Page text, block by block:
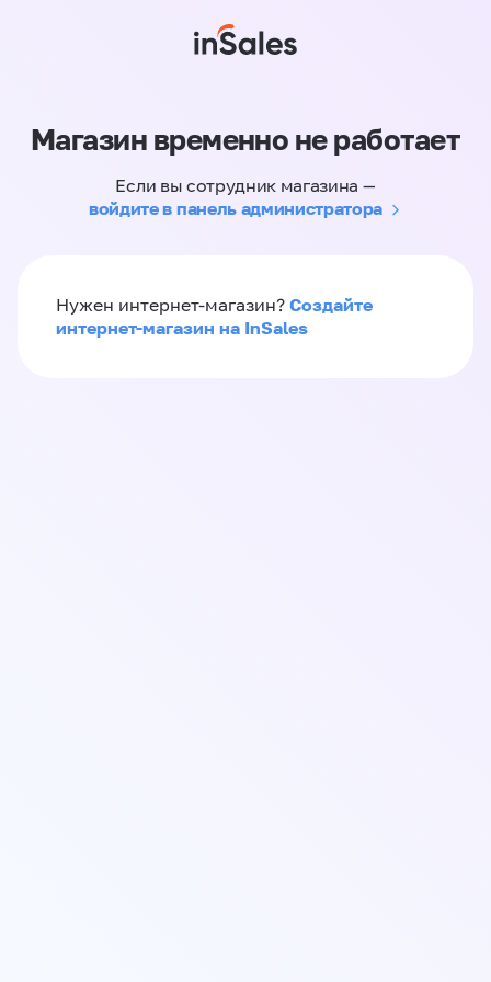
Магазин временно не работает
Если вы сотрудник магазина —
войдите в панель администратора
Нужен интернет-магазин? Создайте
интернет-магазин на InSales